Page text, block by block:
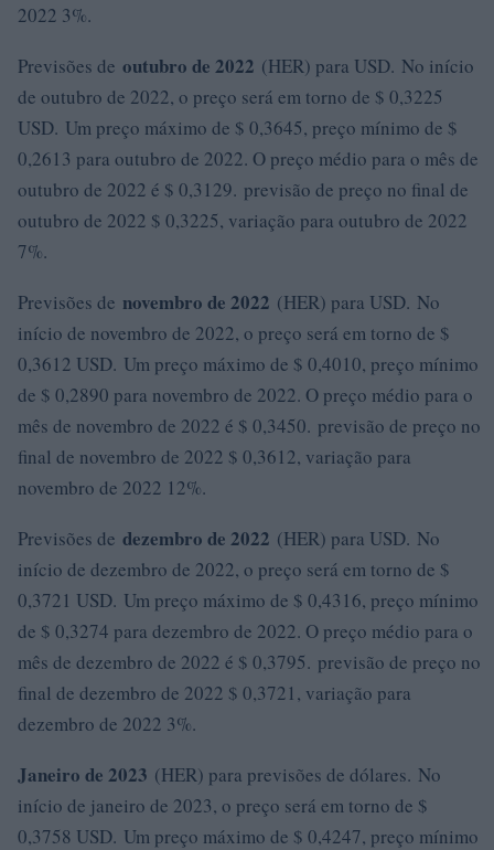
2022 3%.
Previsões de outubro de 2022 (HER) para USD. No início
de outubro de 2022, o preço será em torno de $ 0,3225
USD. Um preço máximo de $ 0,3645, preço mínimo de $
0,2613 para outubro de 2022. O preço médio para o mês de
outubro de 2022 é $ 0,3129. previsão de preço no final de
outubro de 2022 $ 0,3225, variação para outubro de 2022
7%.
Previsões de novembro de 2022 (HER) para USD. No
início de novembro de 2022, o preço será em torno de $
0,3612 USD. Um preço máximo de $ 0,4010, preço mínimo
de $ 0,2890 para novembro de 2022. O preço médio para o
mês de novembro de 2022 é $ 0,3450. previsão de preço no
final de novembro de 2022 $ 0,3612, variação para
novembro de 2022 12%.
Previsões de dezembro de 2022 (HER) para USD. No
início de dezembro de 2022, o preço será em torno de $
0,3721 USD. Um preço máximo de $ 0,4316, preço mínimo
de $ 0,3274 para dezembro de 2022. O preço médio para o
mês de dezembro de 2022 é $ 0,3795. previsão de preço no
final de dezembro de 2022 $ 0,3721, variação para
dezembro de 2022 3%.
Janeiro de 2023 (HER) para previsões de dólares. No
início de janeiro de 2023, o preço será em torno de $
0,3758 USD. Um preço máximo de $ 0,4247, preço mínimo